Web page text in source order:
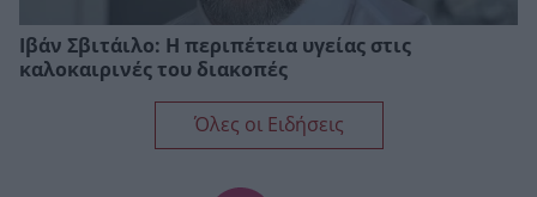
Ιβάν Σβιτάιλο: Η περιπέτεια υγείας στις
καλοκαιρινές του διακοπές
Όλες οι Ειδήσεις